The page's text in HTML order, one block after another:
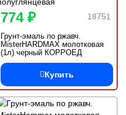
18751
774 ₽
Грунт-эмаль по ржавч.
MisterHARDMAX молотковая
(1л) черный КОРРОЕД
полуглянцевая
Купить